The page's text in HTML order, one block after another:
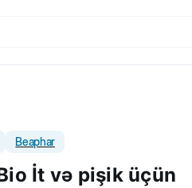
Beaphar
İt və pişik üçün